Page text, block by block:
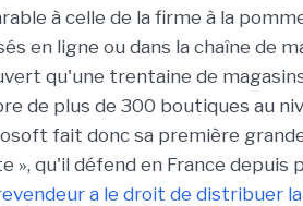
à celle de la firme à la
en ligne ou dans la chaîne de
qu'une trentaine de
de plus de 300 boutiques au
fait donc sa première
», qu'il défend en France depuis
a le droit de distribuer